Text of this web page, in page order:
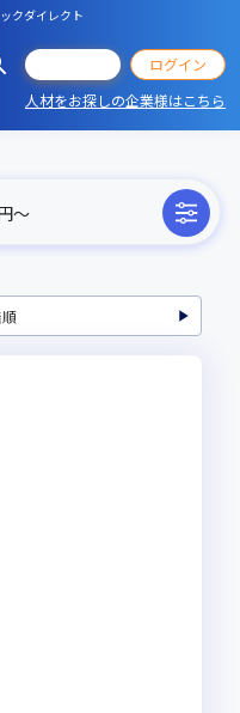
クダイレクト
ログイン
人材をお探しの企業様はこちら
〜